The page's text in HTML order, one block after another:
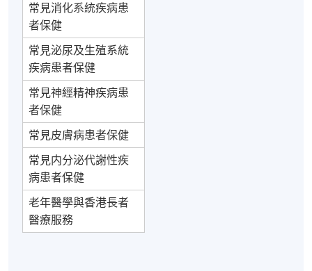
常見消化系統疾病患
者保健
常見泌尿及生殖系統
疾病患者保健
常見神經精神疾病患
者保健
常見皮膚病患者保健
常見内分泌代謝性疾
病患者保健
老年醫學與香港長者
醫療服務